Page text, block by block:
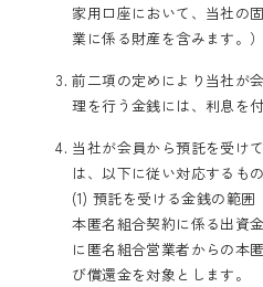
家用口座において、当社の
業に係る財産を含みます。
前二項の定めにより当社が
理を行う金銭には、利息を
当社が会員から預託を受け
は、以下に従い対応するも
(1) 預託を受ける金銭の範囲
本匿名組合契約に係る出資
に匿名組合営業者からの本
び償還金を対象とします。